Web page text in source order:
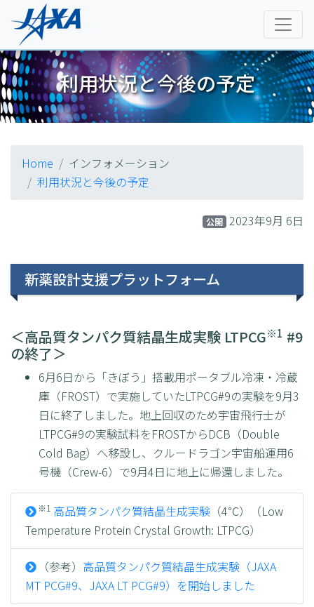
利用状況と今後の予定
Home
インフォメーション
利用状況と今後の予定
公開 2023年9月 6日
新薬設計支援プラットフォーム
＜高品質タンパク質結晶生成実験 LTPCG※1 #9
の終了＞
6月6日から「きぼう」搭載用ポータブル冷凍・冷蔵
庫（FROST）で実施していたLTPCG#9の実験を9月3
日に終了しました。地上回収のため宇宙飛行士が
LTPCG#9の実験試料をFROSTからDCB（Double
Cold Bag）へ移設し、クルードラゴン宇宙船運用6
号機（Crew-6）で9月4日に地上に帰還しました。
※1 高品質タンパク質結晶生成実験 （4℃）（Low
Temperature Protein Crystal Growth: LTPCG）
（参考） 高品質タンパク質結晶生成実験（JAXA
MT PCG#9、JAXA LT PCG#9）を開始しました